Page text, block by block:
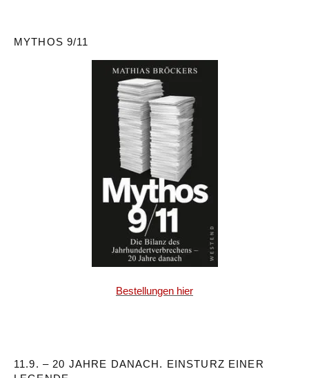
MYTHOS 9/11
Bestellungen hier
11.9. – 20 JAHRE DANACH. EINSTURZ EINER